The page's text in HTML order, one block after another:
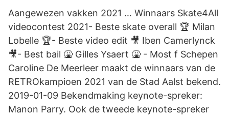
Aangewezen vakken 2021 … Winnaars Skate4All
videocontest 2021- Beste skate overall 🏆 Milan
Lobelle 🏆- Beste video edit 🎥 Iben Camerlynck
🎥- Best bail 🤮 Gilles Ysaert 🤮 - Most f Schepen
Caroline De Meerleer maakt de winnaars van de
RETROkampioen 2021 van de Stad Aalst bekend.
2019-01-09 Bekendmaking keynote-spreker:
Manon Parry. Ook de tweede keynote-spreker